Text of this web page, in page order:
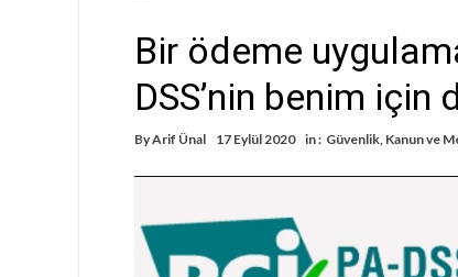
Bir ödeme
DSS’nin benim için
ByArif Ünal 17 Eylül 2020 in : Güvenlik, Kanun ve